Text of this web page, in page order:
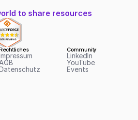
to share resources
AGB
Community
LinkedIn
YouTube
Events